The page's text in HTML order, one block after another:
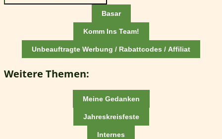
Basar
Komm Ins Team!
Unbeauftragte Werbung / Rabattcodes / Affiliat
Weitere Themen:
Meine Gedanken
Jahreskreisfeste
Internes